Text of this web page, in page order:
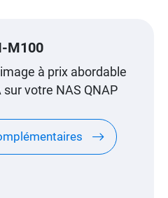
M100
à prix abordable
sur votre NAS QNAP